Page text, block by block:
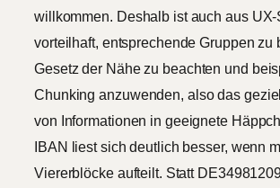
willkommen. Deshalb ist auch aus
vorteilhaft, entsprechende Gruppen zu
Gesetz der Nähe zu beachten und
Chunking anzuwenden, also das
von Informationen in geeignete
IBAN liest sich deutlich besser, wenn
Viererblöcke aufteilt. Statt